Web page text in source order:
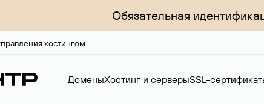
Обязательная
хостингом
ДоменыХостинг и серверыSSL-